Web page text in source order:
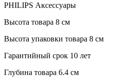
PHILIPS Аксессуары
Высота товара 8 см
Высота упаковки товара 8 см
Гарантийный срок 10 лет
Глубина товара 6.4 см